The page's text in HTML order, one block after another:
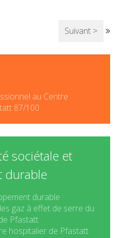
Suivant >
au Centre
87/100
sociétale et
durable
durable
gaz à effet de serre du
Pfastatt
hospitalier de Pfastatt